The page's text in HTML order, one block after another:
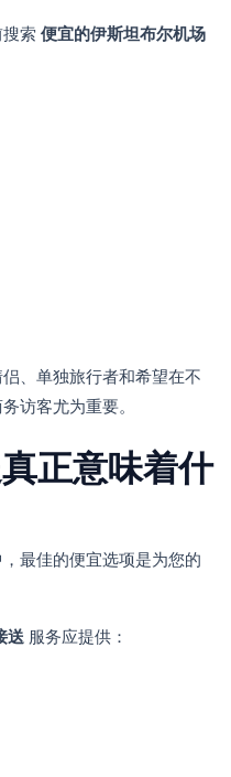
索 便宜的伊斯坦布尔机场
、单独旅行者和希望在不
访客尤为重要。
正意味着什
最佳的便宜选项是为您的
送 服务应提供：